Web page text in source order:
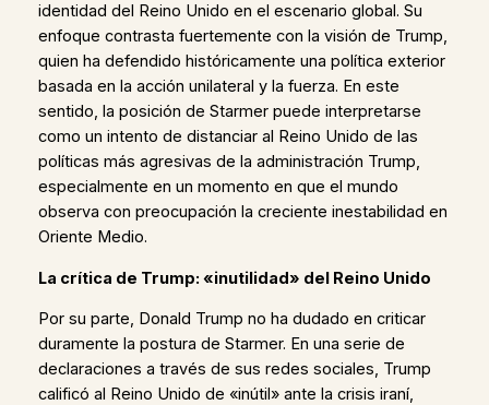
identidad del Reino Unido en el escenario global. Su
enfoque contrasta fuertemente con la visión de Trump,
quien ha defendido históricamente una política exterior
basada en la acción unilateral y la fuerza. En este
sentido, la posición de Starmer puede interpretarse
como un intento de distanciar al Reino Unido de las
políticas más agresivas de la administración Trump,
especialmente en un momento en que el mundo
observa con preocupación la creciente inestabilidad en
Oriente Medio.
La crítica de Trump: «inutilidad» del Reino Unido
Por su parte, Donald Trump no ha dudado en criticar
duramente la postura de Starmer. En una serie de
declaraciones a través de sus redes sociales, Trump
calificó al Reino Unido de «inútil» ante la crisis iraní,